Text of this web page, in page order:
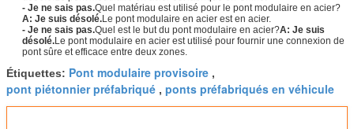
- Je ne sais pas.Quel matériau est utilisé pour le pont modulaire en acier?
A: Je suis désolé.Le pont modulaire en acier est en acier.
- Je ne sais pas.Quel est le but du pont modulaire en acier?A: Je suis
désolé.Le pont modulaire en acier est utilisé pour fournir une connexion de
pont sûre et efficace entre deux zones.
Étiquettes: Pont modulaire provisoire ,
pont piétonnier préfabriqué , ponts préfabriqués en véhicule